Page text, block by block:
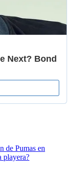
de Pumas en
playera?